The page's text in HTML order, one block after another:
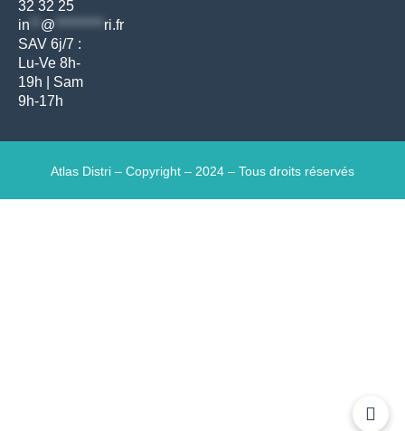
32 32 25
in
@ ********* ri.fr
SAV 6j/7 :
Lu-Ve 8h-
19h | Sam
9h-17h
Atlas Distri – Copyright – 2024 – Tous droits réservés